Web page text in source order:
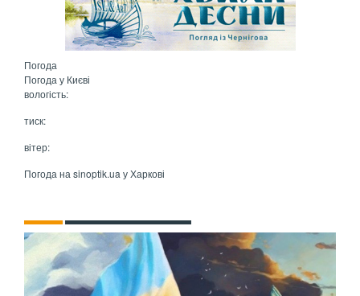
Погода
Погода у Києві
вологість:
тиск:
вітер:
Погода на sinoptik.ua у Харкові